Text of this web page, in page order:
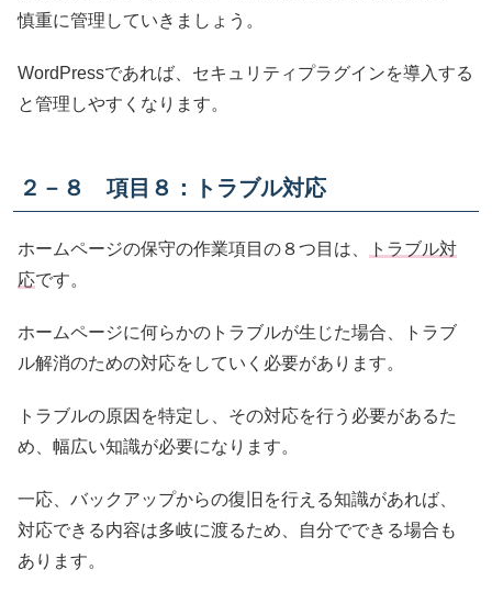
慎重に管理していきましょう。
WordPressであれば、セキュリティプラグインを導入する
と管理しやすくなります。
２－８ 項目８：トラブル対応
ホームページの保守の作業項目の８つ目は、
トラブル対
応です。
ホームページに何らかのトラブルが生じた場合、トラブ
ル解消のための対応をしていく必要があります。
トラブルの原因を特定し、その対応を行う必要があるた
め、幅広い知識が必要になります。
一応、バックアップからの復旧を行える知識があれば、
対応できる内容は多岐に渡るため、自分でできる場合も
あります。